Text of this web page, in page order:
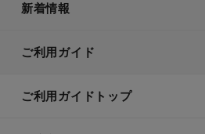
新着情報
ご利用ガイド
ご利用ガイドトップ